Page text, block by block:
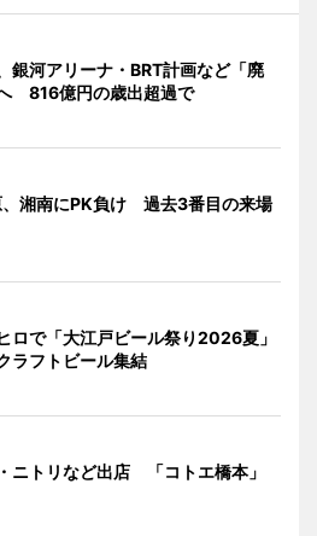
銀河アリーナ・BRT計画など「廃
816億円の歳出超過で
、湘南にPK負け 過去3番目の来場
ロで「大江戸ビール祭り2026夏」
ラフトビール集結
ニトリなど出店 「コトエ橋本」